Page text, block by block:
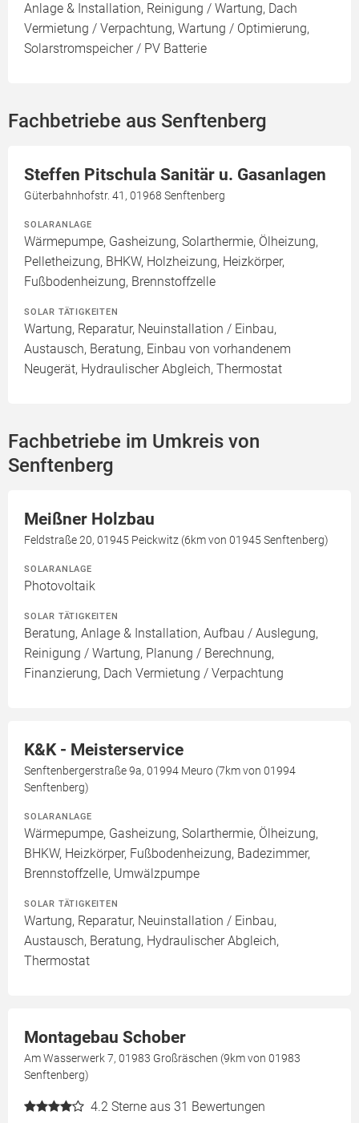
Anlage & Installation, Reinigung / Wartung, Dach
Vermietung / Verpachtung, Wartung / Optimierung,
Solarstromspeicher / PV Batterie
Fachbetriebe aus Senftenberg
Steffen Pitschula Sanitär u. Gasanlagen
Güterbahnhofstr. 41, 01968 Senftenberg
SOLARANLAGE
Wärmepumpe, Gasheizung, Solarthermie, Ölheizung,
Pelletheizung, BHKW, Holzheizung, Heizkörper,
Fußbodenheizung, Brennstoffzelle
SOLAR TÄTIGKEITEN
Wartung, Reparatur, Neuinstallation / Einbau,
Austausch, Beratung, Einbau von vorhandenem
Neugerät, Hydraulischer Abgleich, Thermostat
Fachbetriebe im Umkreis von
Senftenberg
Meißner Holzbau
Feldstraße 20, 01945 Peickwitz (6km von 01945 Senftenberg)
SOLARANLAGE
Photovoltaik
SOLAR TÄTIGKEITEN
Beratung, Anlage & Installation, Aufbau / Auslegung,
Reinigung / Wartung, Planung / Berechnung,
Finanzierung, Dach Vermietung / Verpachtung
K&K - Meisterservice
Senftenbergerstraße 9a, 01994 Meuro (7km von 01994
Senftenberg)
SOLARANLAGE
Wärmepumpe, Gasheizung, Solarthermie, Ölheizung,
BHKW, Heizkörper, Fußbodenheizung, Badezimmer,
Brennstoffzelle, Umwälzpumpe
SOLAR TÄTIGKEITEN
Wartung, Reparatur, Neuinstallation / Einbau,
Austausch, Beratung, Hydraulischer Abgleich,
Thermostat
Montagebau Schober
Am Wasserwerk 7, 01983 Großräschen (9km von 01983
Senftenberg)
4.2 Sterne aus 31 Bewertungen